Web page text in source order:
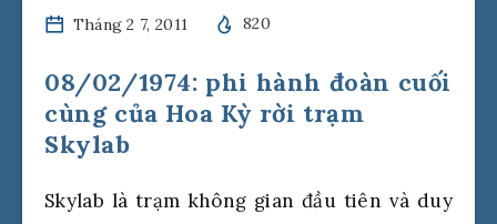
Tháng 2 7, 2011 820
08/02/1974: phi hành đoàn cuối
cùng của Hoa Kỳ rời trạm
Skylab
Skylab là trạm không gian đầu tiên và duy